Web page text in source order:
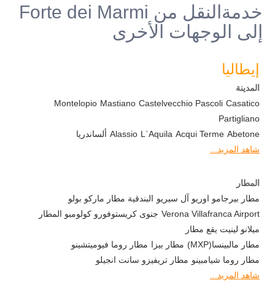
خدمةالنقل من Forte dei Marmi
إلى الوجهات الأخرى
إيطاليا
المدينة
Casatico
Castelvecchio Pascoli
Mastiano
Montelopio
Partigliano
Abetone
Acqui Terme
L`Aquila
Alassio ألساندريا
شاهد المزيد...
المطار
مطار بيرجامو اوريو آل سيريو البندقية مطار ماركو بولو
Verona Villafranca Airport جنوى كريستوفورو كولومبو المطار
ميلانو لينيت يقع مطار
مطار مالبينسا(MXP)
مطار بيزا مطار روما فيوميتشينو
مطار روما شيامبينو مطار تريفيزو سانت انجيلو
شاهد المزيد...